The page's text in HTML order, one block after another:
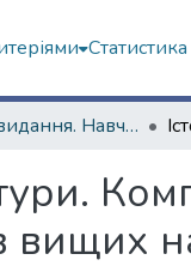
Статистика
Навчальні видання. Навчально-науковий інститут філософії, культурології, політології
вищих